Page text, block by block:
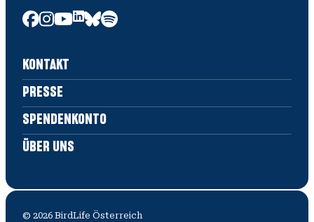
Spenden & Helfen
KONTAKT
PRESSE
SPENDENKONTO
ÜBER UNS
© 2026 BirdLife Österreich